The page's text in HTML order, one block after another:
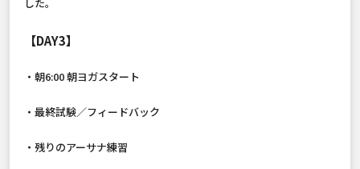
【DAY3】
・朝6:00 朝ヨガスタート
・最終試験／フィードバック
・残りのアーサナ練習